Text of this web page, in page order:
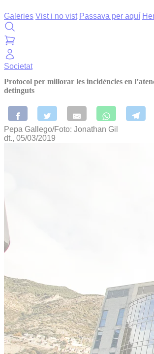
Galeries Vist i no vist Passava per aquí
Societat
Protocol per millorar les incidències en
detinguts
Pepa Gallego/Foto: Jonathan Gil
dt., 05/03/2019